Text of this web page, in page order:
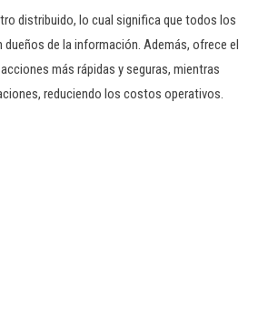
distribuido, lo cual significa que todos los
de la información. Además, ofrece el
más rápidas y seguras, mientras
reduciendo los costos operativos.